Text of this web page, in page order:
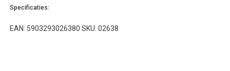
Specificaties:
EAN: 5903293026380 SKU: 02638